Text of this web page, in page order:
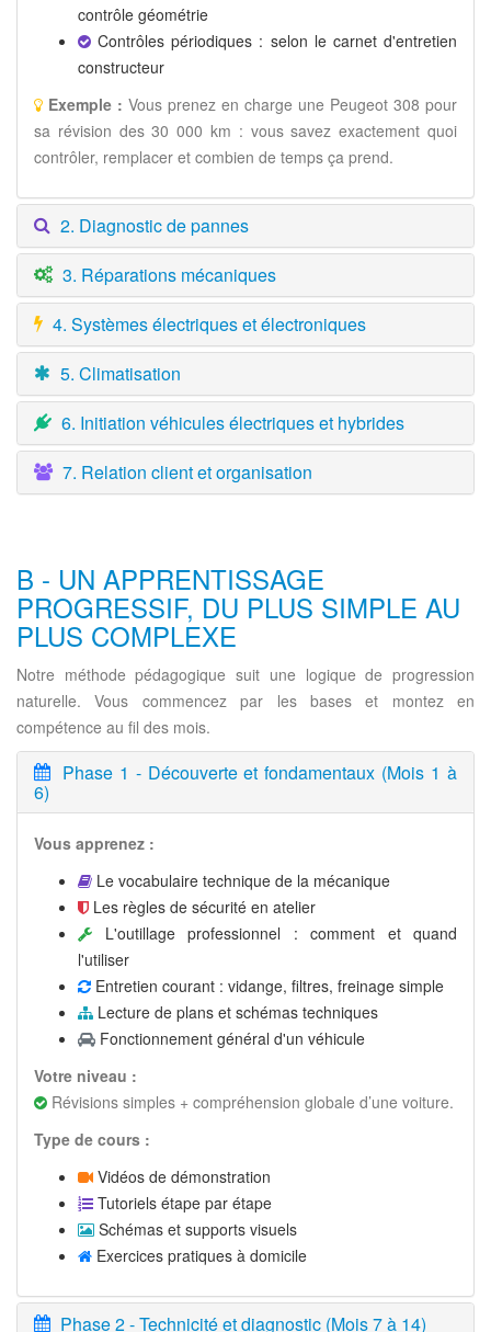
contrôle géométrie
Contrôles périodiques : selon le carnet d'entretien
constructeur
Exemple : Vous prenez en charge une Peugeot 308 pour
sa révision des 30 000 km : vous savez exactement quoi
contrôler, remplacer et combien de temps ça prend.
2. Diagnostic de pannes
3. Réparations mécaniques
4. Systèmes électriques et électroniques
5. Climatisation
6. Initiation véhicules électriques et hybrides
7. Relation client et organisation
B - UN APPRENTISSAGE
PROGRESSIF, DU PLUS SIMPLE AU
PLUS COMPLEXE
Notre méthode pédagogique suit une logique de progression
naturelle. Vous commencez par les bases et montez en
compétence au fil des mois.
Phase 1 - Découverte et fondamentaux (Mois 1 à
6)
Vous apprenez :
Le vocabulaire technique de la mécanique
Les règles de sécurité en atelier
L'outillage professionnel : comment et quand
l'utiliser
Entretien courant : vidange, filtres, freinage simple
Lecture de plans et schémas techniques
Fonctionnement général d'un véhicule
Votre niveau :
Révisions simples + compréhension globale d’une voiture.
Type de cours :
Vidéos de démonstration
Tutoriels étape par étape
Schémas et supports visuels
Exercices pratiques à domicile
Phase 2 - Technicité et diagnostic (Mois 7 à 14)